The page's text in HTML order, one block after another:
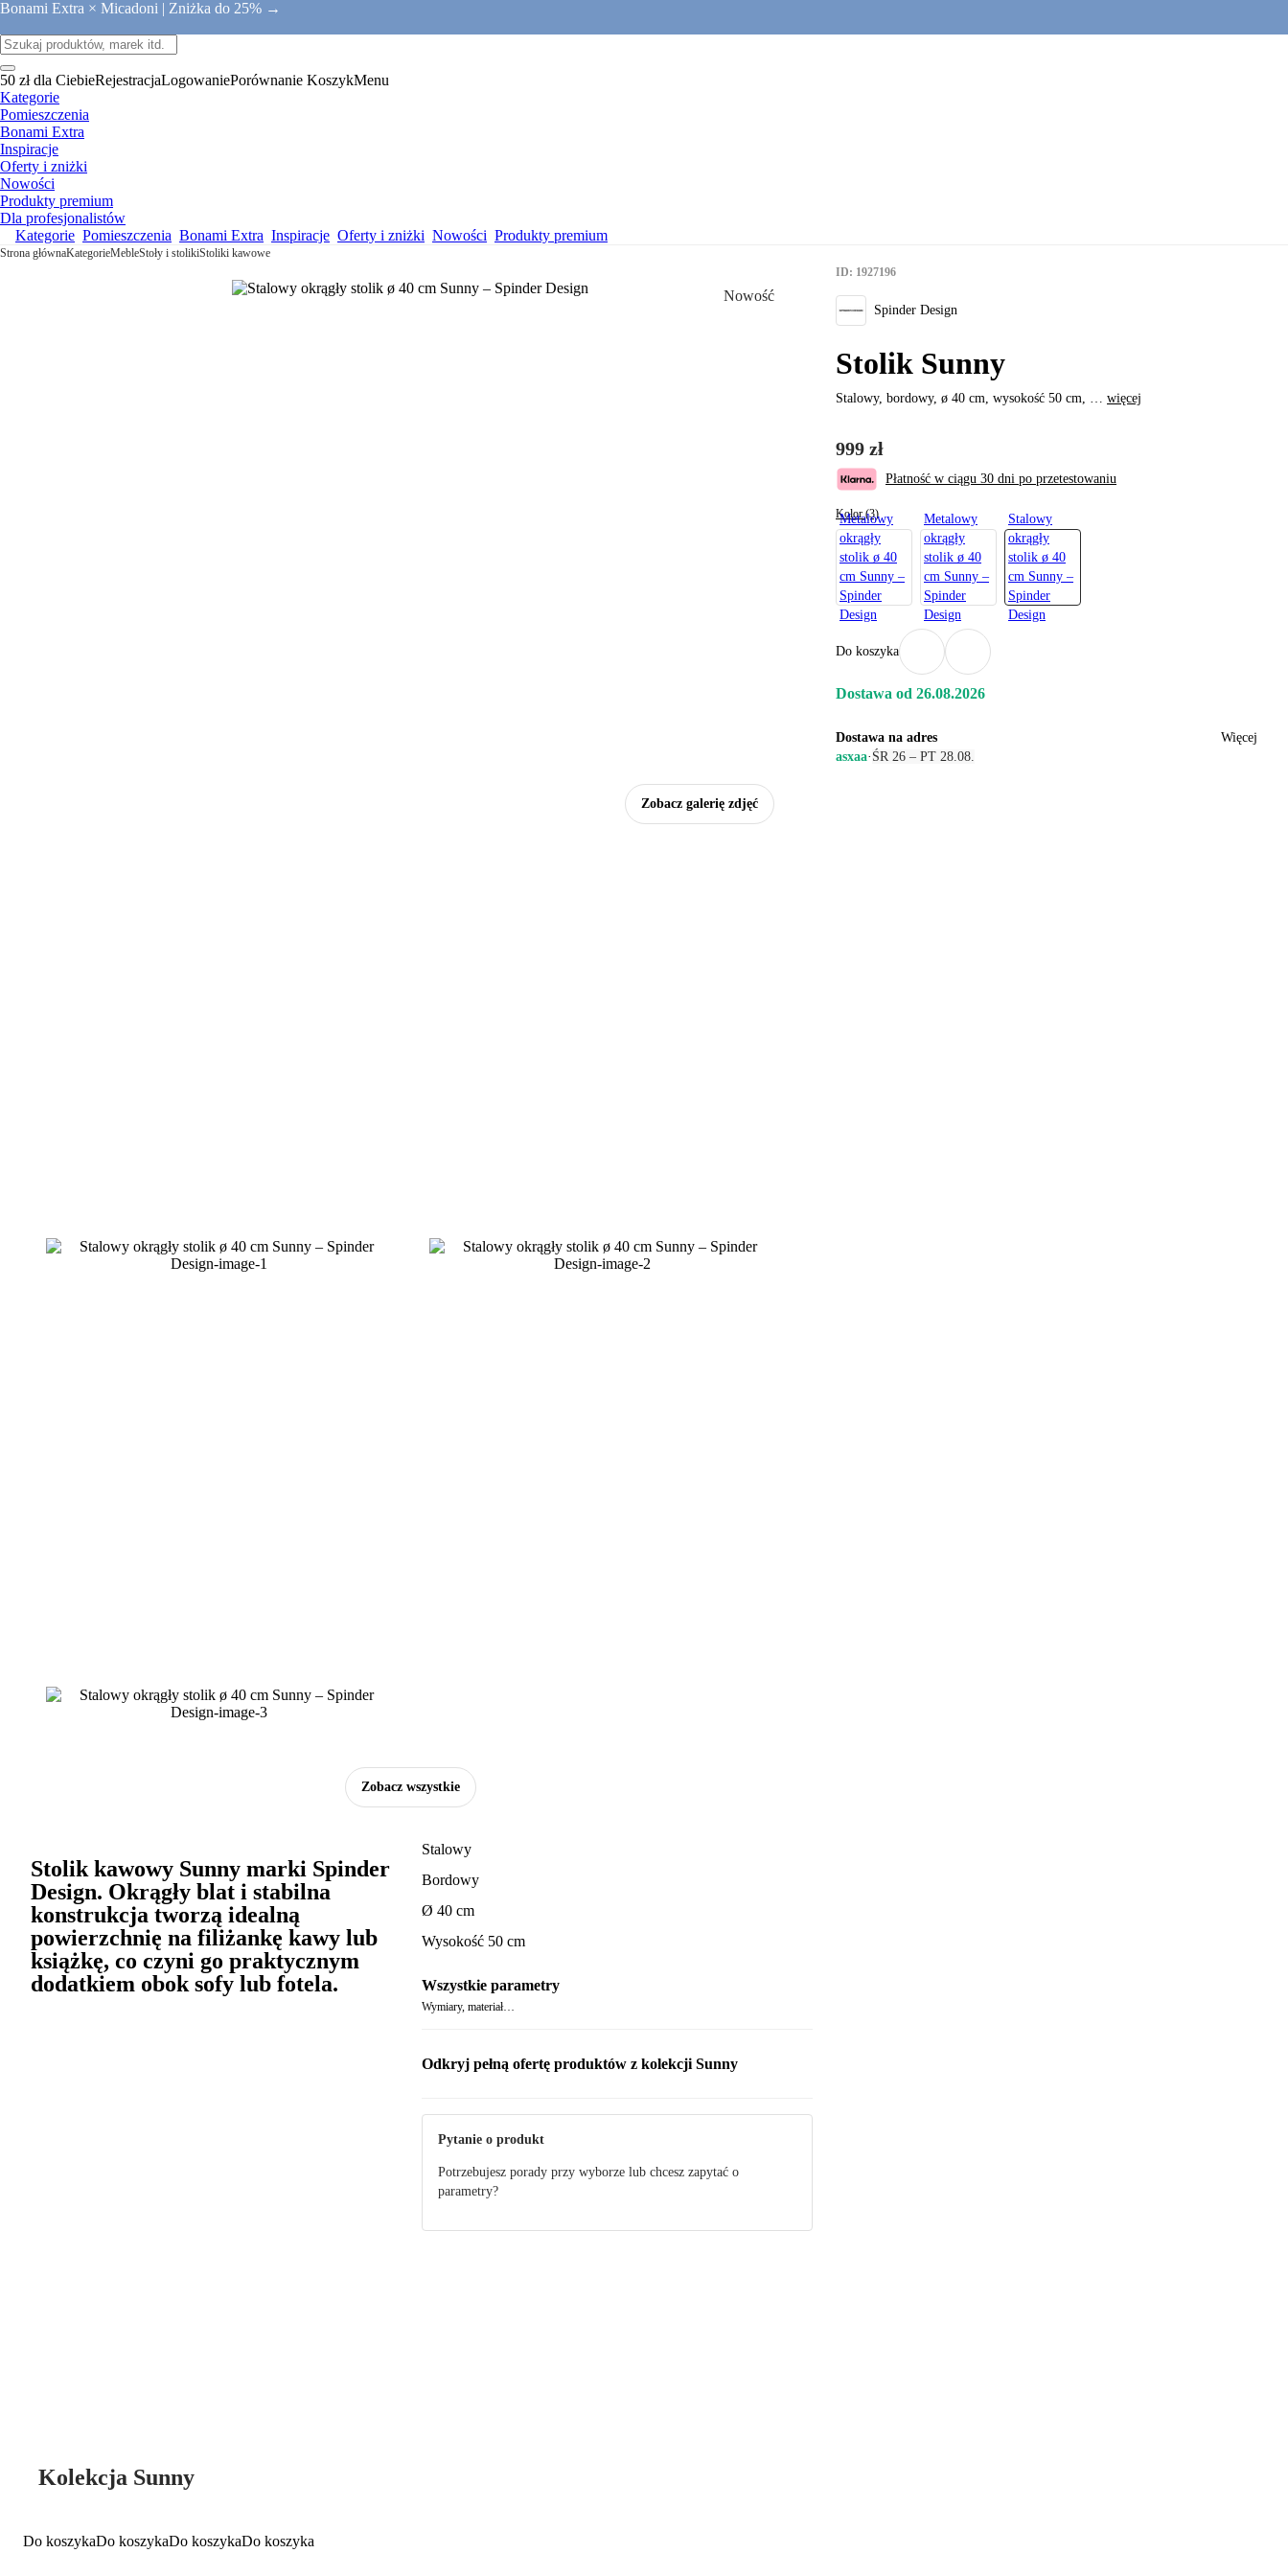
Bonami Extra × Micadoni | Zniżka do 25% →
50 zł dla CiebieRejestracjaLogowaniePorównanie KoszykMenu
Kategorie
Pomieszczenia
Bonami Extra
Inspiracje
Oferty i zniżki
Nowości
Produkty premium
Dla profesjonalistów
Kategorie Pomieszczenia Bonami Extra Inspiracje Oferty i zniżki Nowości Produkty premium
Strona głównaKategorieMebleStoły i stolikiStoliki kawowe
Zobacz galerię zdjęć
Zobacz wszystkie
Nowość
ID: 1927196
Spinder Design
Stolik Sunny
Stalowy, bordowy, ø 40 cm, wysokość 50 cm, … więcej
999 zł
Płatność w ciągu 30 dni po przetestowaniu
Kolor (3)
Metalowy
okrągły
stolik ø 40
cm Sunny –
Spinder
Design
Metalowy
okrągły
stolik ø 40
cm Sunny –
Spinder
Design
Stalowy
okrągły
stolik ø 40
cm Sunny –
Spinder
Design
Do koszyka
Dostawa od 26.08.2026
Dostawa na adres
asxaa· ŚR 26 – PT 28.08.
Więcej
Stolik kawowy Sunny marki Spinder
Design. Okrągły blat i stabilna
konstrukcja tworzą idealną
powierzchnię na filiżankę kawy lub
książkę, co czyni go praktycznym
dodatkiem obok sofy lub fotela.
Stalowy
Bordowy
Ø 40 cm
Wysokość 50 cm
Wszystkie parametry
Wymiary, materiał…
Odkryj pełną ofertę produktów z kolekcji Sunny
Pytanie o produkt
Potrzebujesz porady przy wyborze lub chcesz zapytać o
parametry?
Kolekcja Sunny
Do koszykaDo koszykaDo koszykaDo koszyka